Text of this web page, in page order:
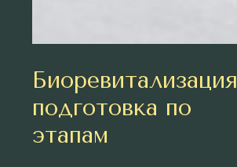
Биоревитализация
подготовка по
этапам